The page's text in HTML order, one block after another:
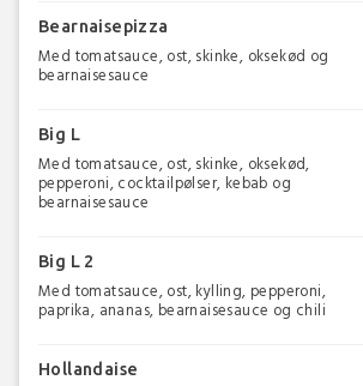
Bearnaisepizza
Med tomatsauce, ost, skinke, oksekød og
bearnaisesauce
Big L
Med tomatsauce, ost, skinke, oksekød,
pepperoni, cocktailpølser, kebab og
bearnaisesauce
Big L 2
Med tomatsauce, ost, kylling, pepperoni,
paprika, ananas, bearnaisesauce og chili
Hollandaise